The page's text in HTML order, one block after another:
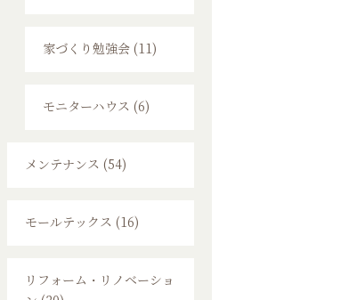
家づくり勉強会 (11)
モニターハウス (6)
メンテナンス (54)
モールテックス (16)
リフォーム・リノベーショ